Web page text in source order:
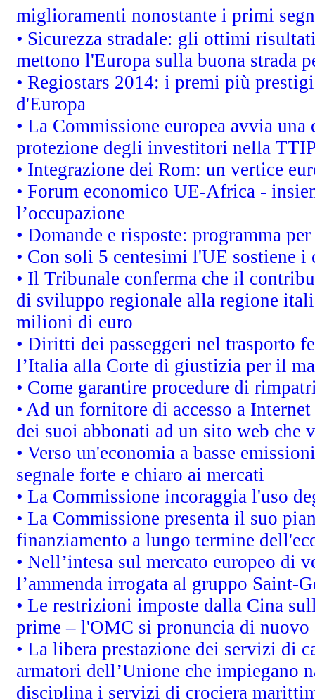
miglioramenti nonostante i primi
• Sicurezza stradale: gli ottimi
mettono l'Europa sulla buona strada
• Regiostars 2014: i premi più
d'Europa
• La Commissione europea avvia
protezione degli investitori nella
• Integrazione dei Rom: un vertice
• Forum economico UE-Africa -
l’occupazione
• Domande e risposte: programma
• Con soli 5 centesimi l'UE sostiene
• Il Tribunale conferma che il
di sviluppo regionale alla regione
milioni di euro
• Diritti dei passeggeri nel trasporto
l’Italia alla Corte di giustizia per il
• Come garantire procedure di
• Ad un fornitore di accesso a
dei suoi abbonati ad un sito web che
• Verso un'economia a basse
segnale forte e chiaro ai mercati
• La Commissione incoraggia l'uso
• La Commissione presenta il suo
finanziamento a lungo termine
• Nell’intesa sul mercato europeo
l’ammenda irrogata al gruppo
• Le restrizioni imposte dalla Cina
prime – l'OMC si pronuncia di
• La libera prestazione dei servizi di
armatori dell’Unione che impiegano
disciplina i servizi di crociera